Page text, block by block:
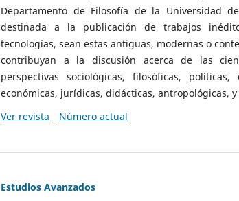
Departamento de Filosofía de la Universidad
destinada a la publicación de trabajos
tecnologías, sean estas antiguas, modernas o
contribuyan a la discusión acerca de las
perspectivas sociológicas, filosóficas, políticas,
económicas, jurídicas, didácticas, antropológicas, y
Ver revista
Número actual
Estudios Avanzados